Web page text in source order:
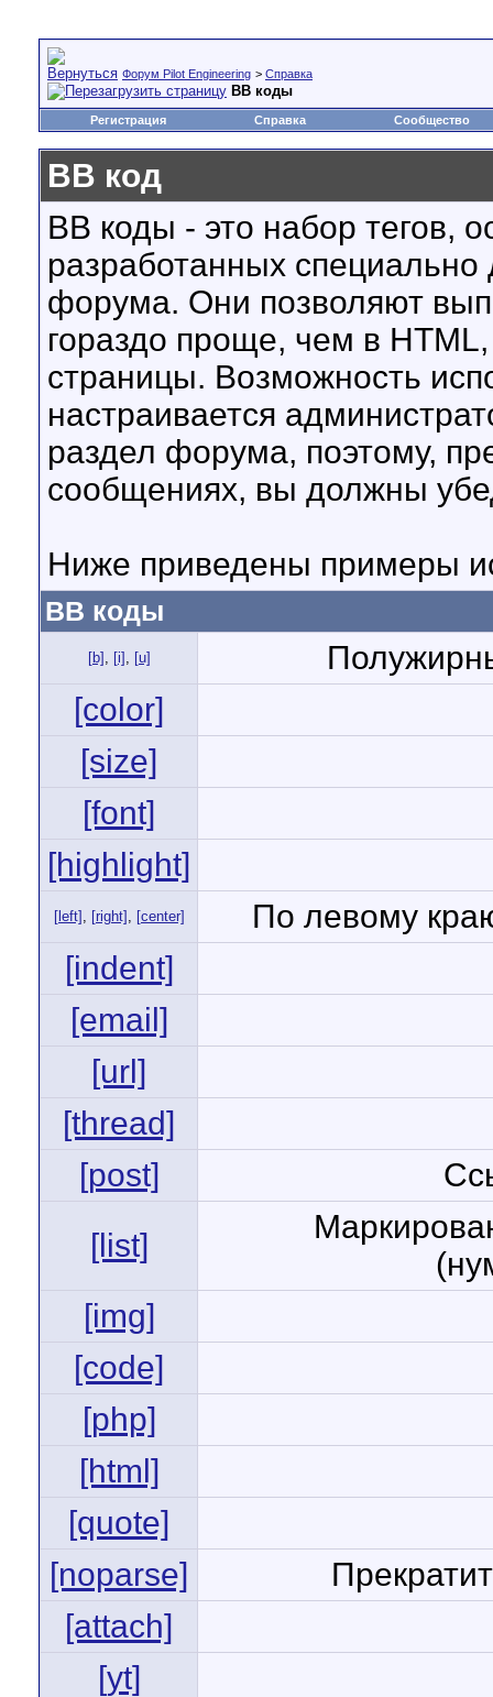
Форум Pilot Engineering > Справка
BB коды
Регистрация Справка Сообщество
BB код
BB коды - это набор тегов,
разработанных
форума. Они позволяют
гораздо проще, чем в
страницы. Возможность
настраивается
раздел форума, поэтому,
сообщениях, вы должны
Ниже приведены примеры
BB коды
[b] , [i] , [u]
[color]
[size]
[font]
[highlight]
[left] , [right] , [center]
По левому
[indent]
[email]
[url]
[thread]
[post]
[list]
[img]
[code]
[php]
[html]
[quote]
[noparse]
[attach]
[yt]